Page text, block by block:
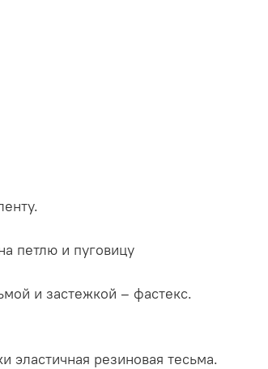
петлю и пуговицу
и застежкой – фастекс.
резиновая тесьма.